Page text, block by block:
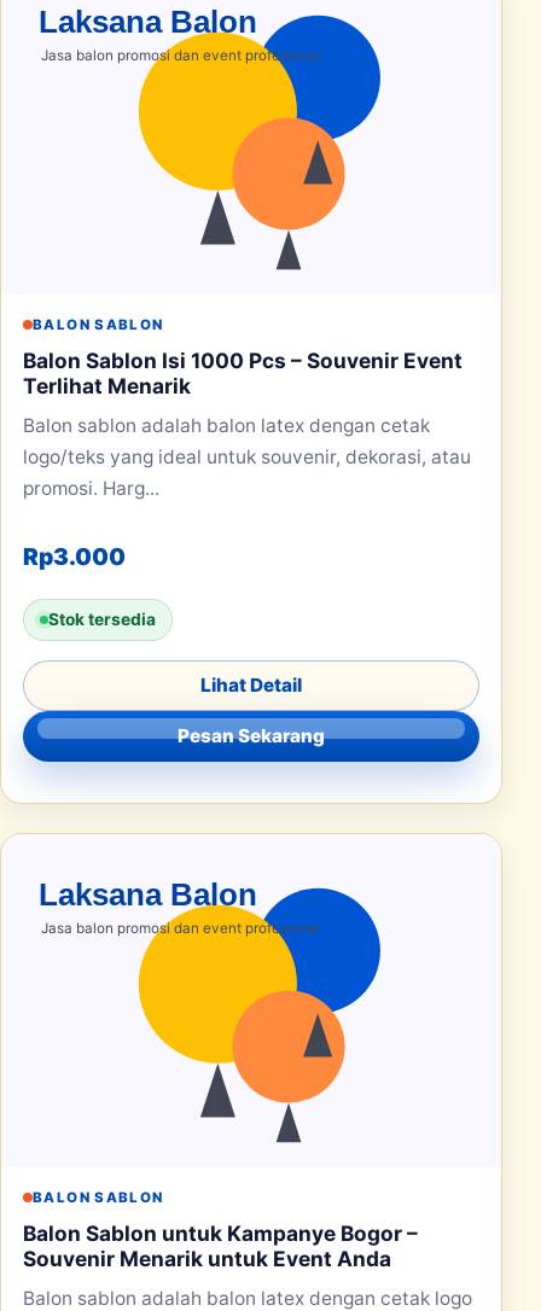
BALON SABLON
Balon Sablon Isi 1000 Pcs – Souvenir Event
Terlihat Menarik
Balon sablon adalah balon latex dengan cetak
logo/teks yang ideal untuk souvenir, dekorasi, atau
promosi. Harg...
Rp3.000
Stok tersedia
Lihat Detail
Pesan Sekarang
BALON SABLON
Balon Sablon untuk Kampanye Bogor –
Souvenir Menarik untuk Event Anda
Balon sablon adalah balon latex dengan cetak logo